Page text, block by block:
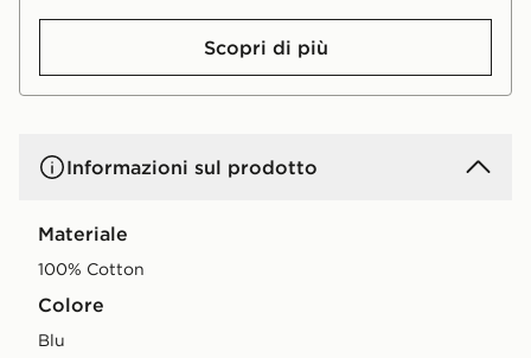
Scopri di più
Informazioni sul prodotto
Materiale
100% Cotton
Colore
blu